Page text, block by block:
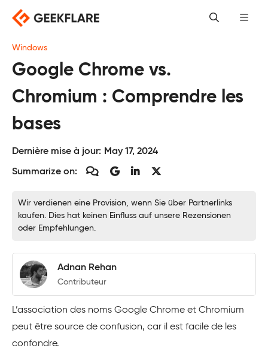
Skip
content
Windows
Google Chrome vs.
Chromium : Comprendre les
bases
Dernière mise à jour: May 17, 2024
Summarize on:
Wir verdienen eine Provision, wenn Sie über Partnerlinks
kaufen. Dies hat keinen Einfluss auf unsere Rezensionen
oder Empfehlungen.
Adnan Rehan
Contributeur
L’association des noms Google Chrome et Chromium
peut être source de confusion, car il est facile de les
confondre.